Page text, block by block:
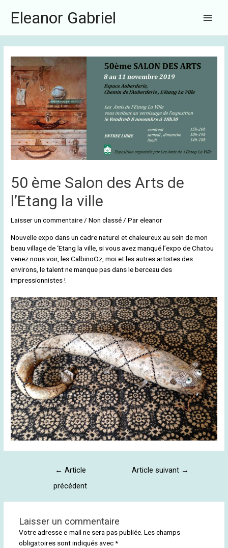
contenuEleanor Gabriel
50 ème Salon des Arts de
l’Etang la ville
Laisser un commentaire/Non classé/ Pareleanor
Nouvelle expo dans un cadre naturel et chaleureux au sein de mon
beau village de ‘Etang la ville, si vous avez manqué l’expo de Chatou
venez nous voir, les CalbinoOz, moi et les autres artistes des
environs, le talent ne manque pas dans le berceau des
impressionnistes !
de
l’article
← Article
précédent
Article suivant →
Laisser un commentaire
Votre adresse e-mail ne sera pas publiée. Les champs
obligatoires sont indiqués avec*